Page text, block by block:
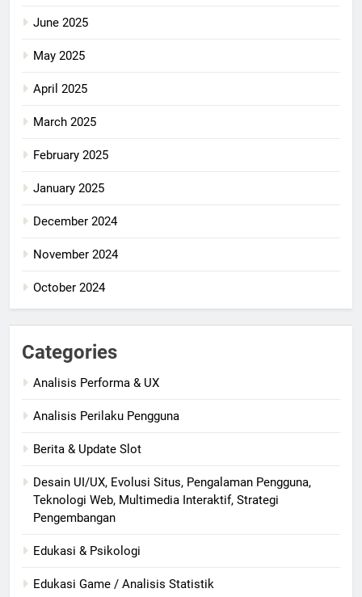
June 2025
May 2025
April 2025
March 2025
February 2025
January 2025
December 2024
November 2024
October 2024
Categories
Analisis Performa & UX
Analisis Perilaku Pengguna
Berita & Update Slot
Desain UI/UX, Evolusi Situs, Pengalaman Pengguna,
Teknologi Web, Multimedia Interaktif, Strategi
Pengembangan
Edukasi & Psikologi
Edukasi Game / Analisis Statistik